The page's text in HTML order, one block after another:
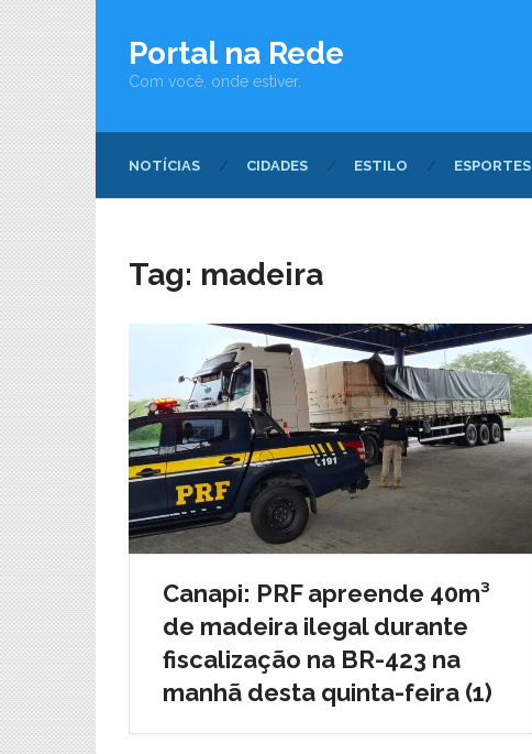
Portal na Rede
Com você, onde estiver.
NOTÍCIAS CIDADES ESTILO ESPORTES
Tag: madeira
Canapi: PRF apreende 40m³
de madeira ilegal durante
fiscalização na BR-423 na
manhã desta quinta-feira (1)